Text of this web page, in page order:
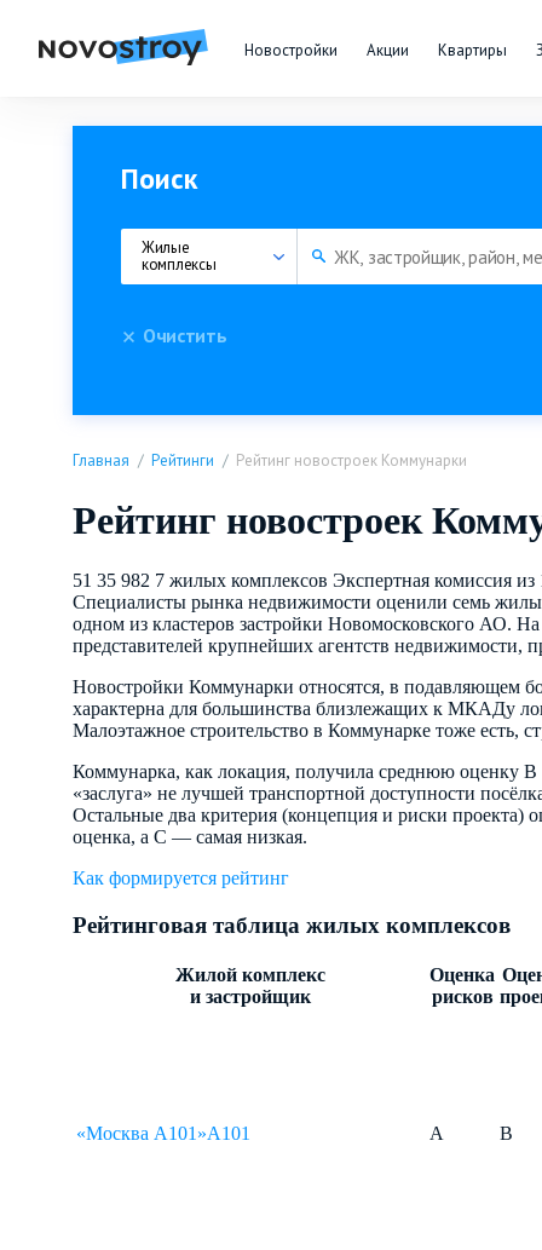
Новостройки Акции Квартиры
Поиск
Жилые
комплексы
Очистить
Главная Рейтинги Рейтинг новостроек Коммунарки
Рейтинг новостроек
51 35 982 7 жилых комплексов Экспертная комиссия из
Специалисты рынка недвижимости оценили семь
одном из кластеров застройки Новомосковского АО.
представителей крупнейших агентств
Новостройки Коммунарки относятся, в подавляющем
характерна для большинства близлежащих к МКАДу
Малоэтажное строительство в Коммунарке тоже есть,
Коммунарка, как локация, получила среднюю оценку
«заслуга» не лучшей транспортной доступности
Остальные два критерия (концепция и риски
оценка, а С — самая низкая.
Как формируется рейтинг
Рейтинговая таблица жилых комплексов
Жилой комплекс
и застройщик
Оценка
рисков
«Москва А101»А101 A B